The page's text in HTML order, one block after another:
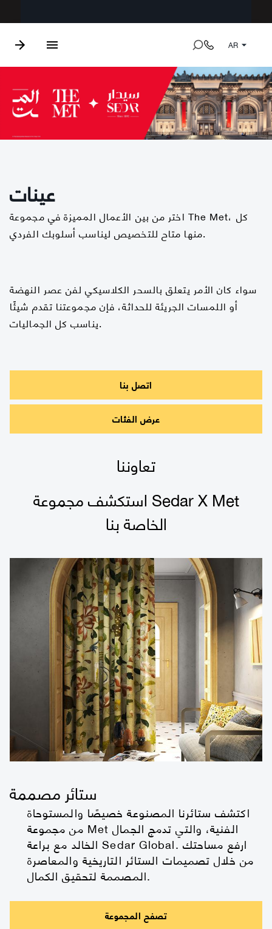
AR
عينات
اختر من بين الأعمال المميزة في مجموعة The Met، كل
منها متاح للتخصيص ليناسب أسلوبك الفردي.
سواء كان الأمر يتعلق بالسحر الكلاسيكي لفن عصر النهضة
أو اللمسات الجريئة للحداثة، فإن مجموعتنا تقدم شيئًا
يناسب كل الجماليات.
اتصل بنا
عرض الفئات
تعاوننا
استكشف مجموعة Sedar X Met
الخاصة بنا
ستائر مصممة
اكتشف ستائرنا المصنوعة خصيصًا والمستوحاة
من مجموعة Met الفنية، والتي تدمج الجمال
الخالد مع براعة Sedar Global. ارفع مساحتك
من خلال تصميمات الستائر التاريخية والمعاصرة
المصممة لتحقيق الكمال.
تصفح المجموعة